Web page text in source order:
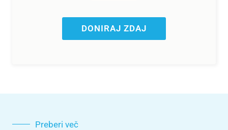
DONIRAJ ZDAJ
Preberi več